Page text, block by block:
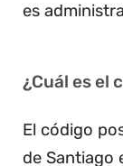
es
¿Cuál es el
El código
de Santiago